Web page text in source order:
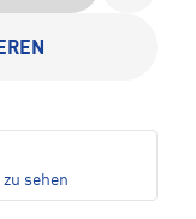
sehen